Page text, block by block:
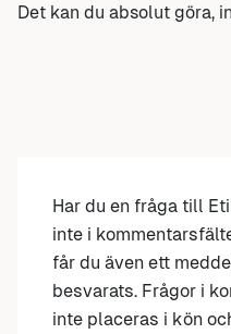
Det kan du absolut göra,
Har du en fråga till
inte i
får du även ett
besvarats. Frågor i
inte placeras i kön